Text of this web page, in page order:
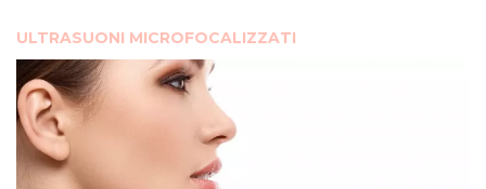
ULTRASUONI MICROFOCALIZZATI